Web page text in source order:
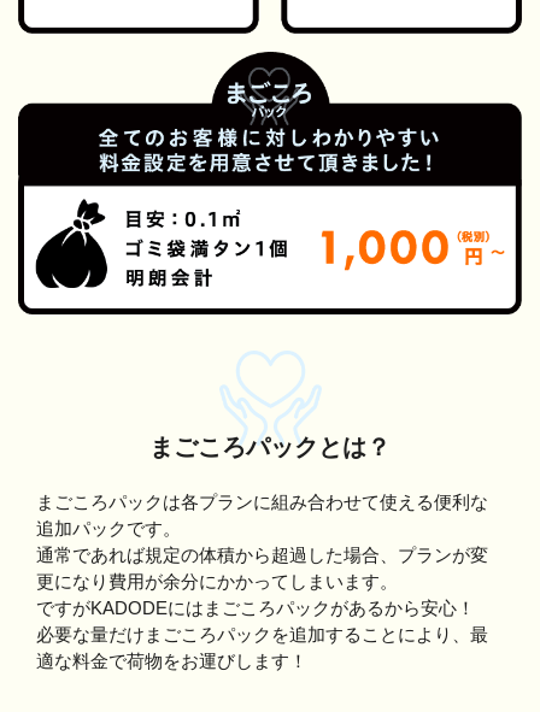
まごころパックとは？
まごころパックは各プランに組み合わせて使える便利な
追加パックです。
通常であれば規定の体積から超過した場合、プランが変
更になり費用が余分にかかってしまいます。
ですがKADODEにはまごころパックがあるから安心！
必要な量だけまごころパックを追加することにより、最
適な料金で荷物をお運びします！